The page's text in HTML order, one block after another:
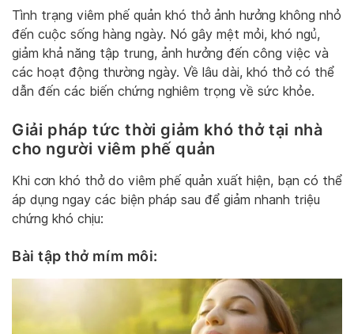
Tình trạng viêm phế quản khó thở ảnh hưởng không nhỏ
đến cuộc sống hàng ngày. Nó gây mệt mỏi, khó ngủ,
giảm khả năng tập trung, ảnh hưởng đến công việc và
các hoạt động thường ngày. Về lâu dài, khó thở có thể
dẫn đến các biến chứng nghiêm trọng về sức khỏe.
Giải pháp tức thời giảm khó thở tại nhà
cho người viêm phế quản
Khi cơn khó thở do viêm phế quản xuất hiện, bạn có thể
áp dụng ngay các biện pháp sau để giảm nhanh triệu
chứng khó chịu:
Bài tập thở mím môi: